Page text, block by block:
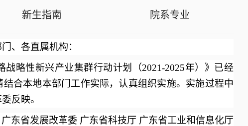
浏览
新生指南 院系专业
、各直属机构：
略性新兴产业集群行动计划（2021-2025年）》已经
合本地本部门工作实际，认真组织实施。实施过程中
反映。
广东省发展改革委 广东省科技厅 广东省工业和信息化厅